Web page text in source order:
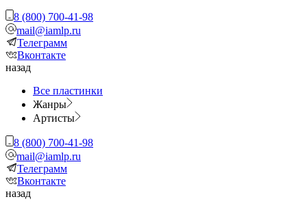
8 (800) 700-41-98
mail@iamlp.ru
Телеграмм
Вконтакте
назад
Все пластинки
Жанры
Артисты
8 (800) 700-41-98
mail@iamlp.ru
Телеграмм
Вконтакте
назад